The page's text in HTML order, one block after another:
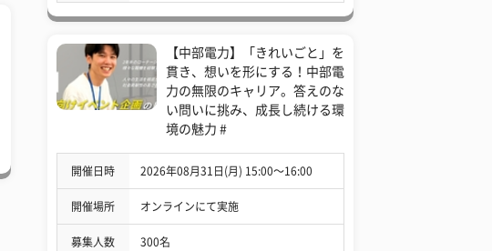
【中部電力】「きれいごと」を
貫き、想いを形にする！中部電
力の無限のキャリア。答えのな
い問いに挑み、成長し続ける環
境の魅力 #
開催日時 2026年08月31日(月) 15:00〜16:00
開催場所 オンラインにて実施
募集人数 300名